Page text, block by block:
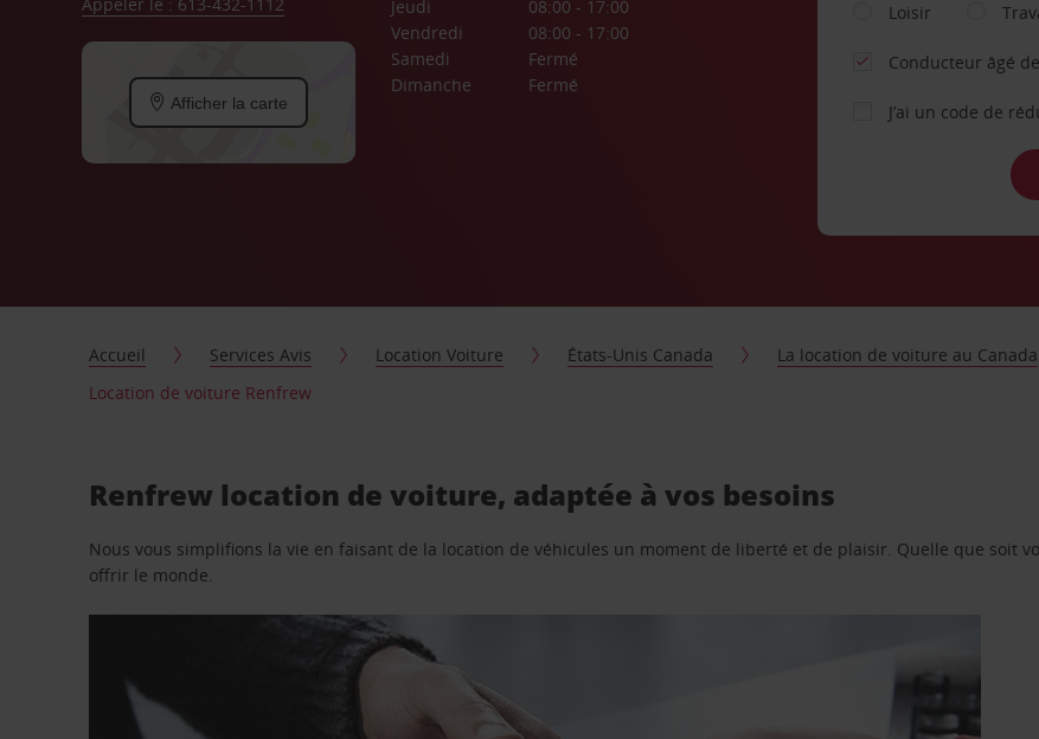
Afficher la carte
Jeudi
08:00 - 17:00
Vendredi
08:00 - 17:00
Samedi
Fermé
Dimanche
Fermé
Loisir
Conducteur âgé
J’ai un code de
Accueil Services Avis Location Voiture États-Unis Canada La location de voiture au Canada
Location de voiture Renfrew
Renfrew location de voiture, adaptée à vos besoins
Nous vous simplifions la vie en faisant de la location de véhicules un moment de liberté et de plaisir. Quelle que soit
offrir le monde.